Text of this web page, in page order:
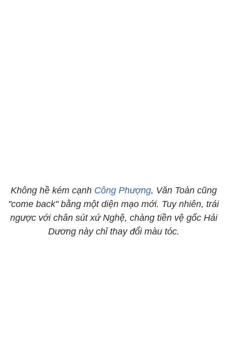
Không hề kém cạnh Công Phượng, Văn Toàn cũng
"come back" bằng một diện mạo mới. Tuy nhiên, trái
ngược với chân sút xứ Nghệ, chàng tiền vệ gốc Hải
Dương này chỉ thay đổi màu tóc.